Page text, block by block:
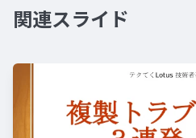
関連スライド